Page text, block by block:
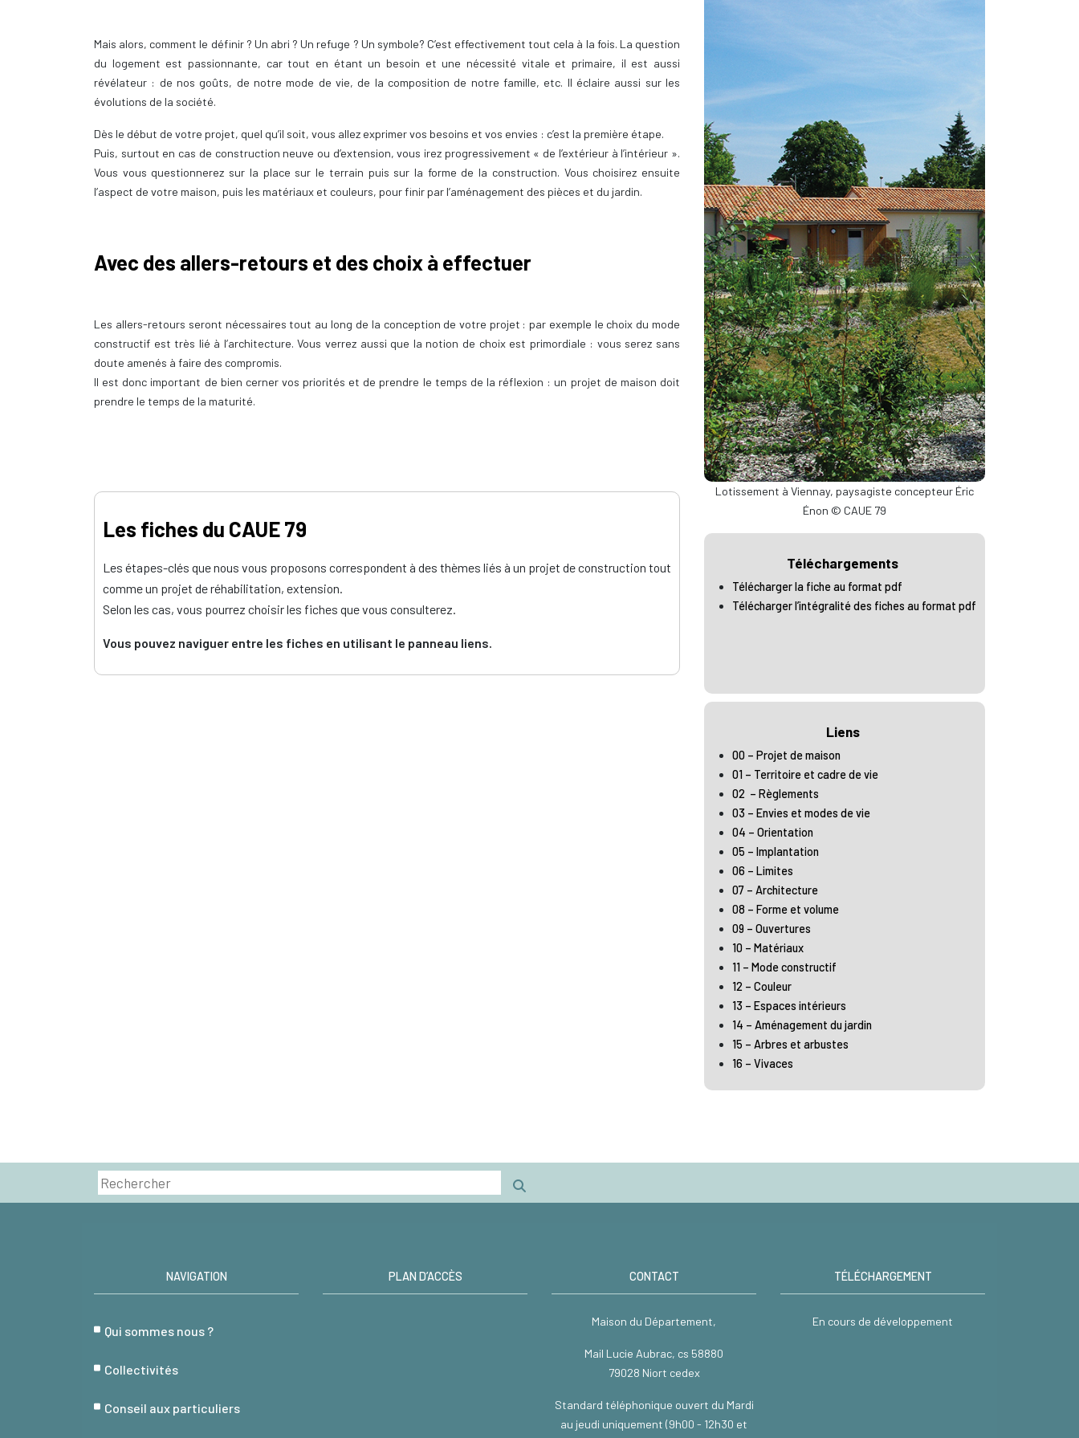
Mais alors, comment le définir ? Un abri ? Un refuge ? Un symbole? C’est effectivement tout cela à la fois. La question
du logement est passionnante, car tout en étant un besoin et une nécessité vitale et primaire, il est aussi
révélateur : de nos goûts, de notre mode de vie, de la composition de notre famille, etc. Il éclaire aussi sur les
évolutions de la société.
Dès le début de votre projet, quel qu’il soit, vous allez exprimer vos besoins et vos envies : c’est la première étape.
Puis, surtout en cas de construction neuve ou d’extension, vous irez progressivement « de l’extérieur à l’intérieur ».
Vous vous questionnerez sur la place sur le terrain puis sur la forme de la construction. Vous choisirez ensuite
l’aspect de votre maison, puis les matériaux et couleurs, pour finir par l’aménagement des pièces et du jardin.
Avec des allers-retours et des choix à effectuer
Les allers-retours seront nécessaires tout au long de la conception de votre projet : par exemple le choix du mode
constructif est très lié à l’architecture. Vous verrez aussi que la notion de choix est primordiale : vous serez sans
doute amenés à faire des compromis.
Il est donc important de bien cerner vos priorités et de prendre le temps de la réflexion : un projet de maison doit
prendre le temps de la maturité.
Les fiches du CAUE 79
Les étapes-clés que nous vous proposons correspondent à des thèmes liés à un projet de construction tout
comme un projet de réhabilitation, extension.
Selon les cas, vous pourrez choisir les fiches que vous consulterez.
Vous pouvez naviguer entre les fiches en utilisant le panneau liens.
Lotissement à Viennay, paysagiste concepteur Éric
Énon © CAUE 79
Téléchargements
Télécharger la fiche au format pdf
Télécharger l’intégralité des fiches au format pdf
Liens
00 – Projet de maison
01 – Territoire et cadre de vie
02 – Règlements
03 – Envies et modes de vie
04 – Orientation
05 – Implantation
06 – Limites
07 – Architecture
08 – Forme et volume
09 – Ouvertures
10 – Matériaux
11 – Mode constructif
12 – Couleur
13 – Espaces intérieurs
14 – Aménagement du jardin
15 – Arbres et arbustes
16 – Vivaces
NAVIGATION
Qui sommes nous ?
Collectivités
Conseil aux particuliers
PLAN D’ACCÈS CONTACT
Maison du Département,
Mail Lucie Aubrac, cs 58880
79028 Niort cedex
Standard téléphonique ouvert du Mardi
au jeudi uniquement (9h00 - 12h30 et
TÉLÉCHARGEMENT
En cours de développement